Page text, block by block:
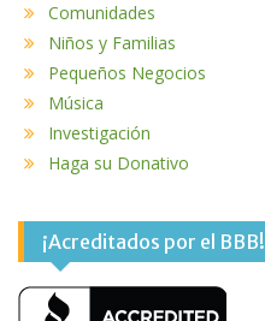
Comunidades
Niños y Familias
Pequeños Negocios
Música
Investigación
Haga su Donativo
¡Acreditados por el BBB!